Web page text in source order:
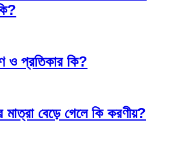
ও প্রতিকার কি?
বেড়ে গেলে কি করণীয়?